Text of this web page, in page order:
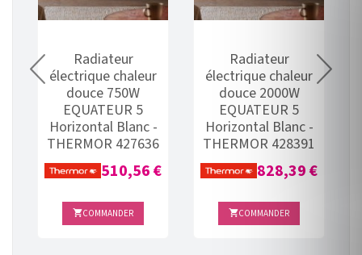
Radiateur
électrique chaleur
douce 750W
EQUATEUR 5
Horizontal Blanc -
THERMOR 427636
Prix
510,56 €
COMMANDER
Radiateur
électrique chaleur
douce 2000W
EQUATEUR 5
Horizontal Blanc -
THERMOR 428391
Prix
828,39 €
COMMANDER